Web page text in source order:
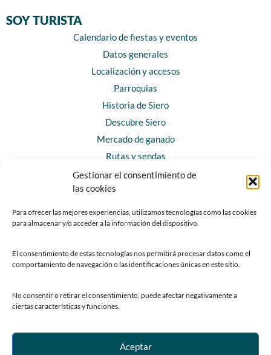
Gestionar el consentimiento de
las cookies
Para ofrecer las mejores experiencias, utilizamos tecnologías como las cookies
para almacenar y/o acceder a la información del dispositivo.
El consentimiento de estas tecnologías nos permitirá procesar datos como el
comportamiento de navegación o las identificaciones únicas en este sitio.
No consentir o retirar el consentimiento, puede afectar negativamente a
ciertas características y funciones.
Aceptar
SOY TURISTA
Calendario de fiestas y eventos
Datos generales
Localización y accesos
Parroquias
Historia de Siero
Descubre Siero
Mercado de ganado
Rutas y sendas
Horarios y contacto
Teléfonos de interés
Chatbot Siero
SEDES ELECTRÓNICAS
Sede del Ayuntamiento de Siero